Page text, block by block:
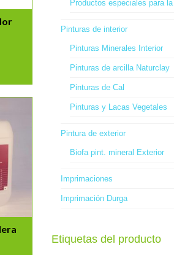
Productos especiales para
Pinturas de interior
Pinturas Minerales Interior
Pinturas de arcilla Naturclay
Pinturas de Cal
Pinturas y Lacas Vegetales
Pintura de exterior
Biofa pint. mineral Exterior
Imprimaciones
Imprimación Durga
Etiquetas del producto